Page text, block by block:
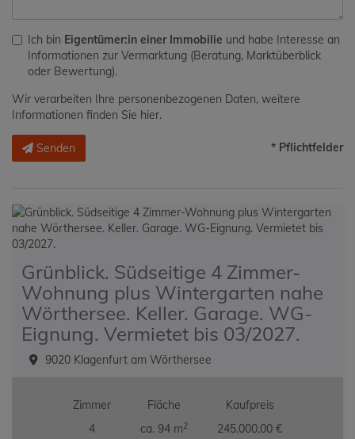
Ich bin Eigentümer:in einer Immobilie und habe Interesse an
Informationen zur Vermarktung (Beratung, Marktüberblick
oder Bewertung).
Wir verarbeiten Ihre personenbezogenen Daten, weitere
Informationen finden Sie hier.
Senden * Pflichtfelder
Grünblick. Südseitige 4 Zimmer-
Wohnung plus Wintergarten nahe
Wörthersee. Keller. Garage. WG-
Eignung. Vermietet bis 03/2027.
9020 Klagenfurt am Wörthersee
Zimmer
4
Fläche
ca. 94 m2
Kaufpreis
245.000,00 €